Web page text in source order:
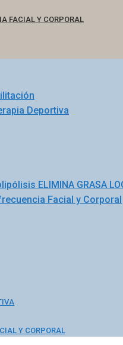
FACIAL Y CORPORAL
Deportiva
ELIMINA GRASA
Facial y Corporal
Y CORPORAL